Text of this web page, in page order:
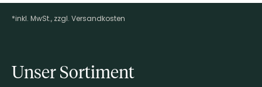
Footer-Menü
*inkl. MwSt., zzgl. Versandkosten
Unser Sortiment